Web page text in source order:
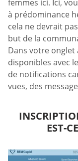
femmes ici. Ici,
à prédominance
cela ne devrait
but de la
Dans votre onglet
disponibles avec
de notifications
vues, des
EST-